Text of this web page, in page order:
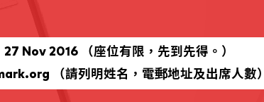
Nov 2016 （座位有限，先到先得。）
（請列明姓名，電郵地址及出席人數）